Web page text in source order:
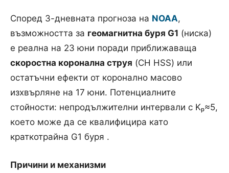
Според 3-дневната прогноза на NOAA,
възможността за геомагнитна буря G1 (ниска)
е реална на 23 юни поради приближаваща
скоростна коронална струя (CH HSS) или
остатъчни ефекти от коронално масово
изхвърляне на 17 юни. Потенциалните
стойности: непродължителни интервали с Kₚ≈5,
което може да се квалифицира като
краткотрайна G1 буря .
Причини и механизми